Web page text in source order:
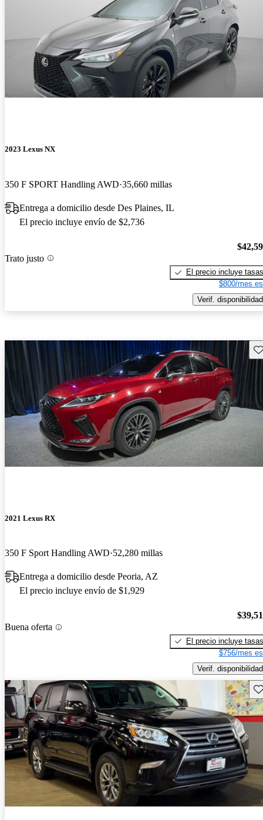
2023 Lexus NX
350 F SPORT Handling AWD 35,660 millas
Entrega a domicilio desde Des Plaines, IL
El precio incluye envío de $2,736
Trato justo
El precio incluye tasas
$800/mes
Verif. disponibilidad
2021 Lexus RX
350 F Sport Handling AWD 52,280 millas
Entrega a domicilio desde Peoria, AZ
El precio incluye envío de $1,929
Buena oferta
El precio incluye tasas
$756/mes
Verif. disponibilidad